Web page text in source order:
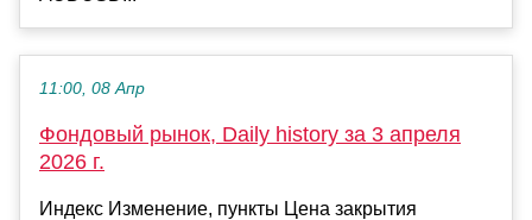
11:00, 08 Апр
Фондовый рынок, Daily history за 3 апреля
2026 г.
Индекс Изменение, пункты Цена закрытия